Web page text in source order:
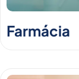
Farmácia